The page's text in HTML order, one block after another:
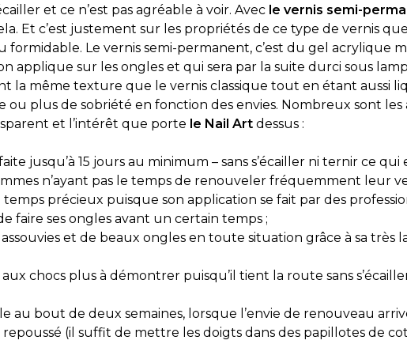
et ce n’est pas agréable à voir. Avec le vernis semi-
Et c’est justement sur les propriétés de ce type de vernis
formidable. Le vernis semi-permanent, c’est du gel acrylique
applique sur les ongles et qui sera par la suite durci sous
la même texture que le vernis classique tout en étant aussi
ou plus de sobriété en fonction des envies. Nombreux sont les
et l’intérêt que porte le Nail Artdessus :
jusqu’à 15 jours au minimum – sans s’écailler ni ternir ce qui
n’ayant pas le temps de renouveler fréquemment leur
temps précieux puisque son application se fait par des
faire ses ongles avant un certain temps ;
assouvies et de beaux ongles en toute situation grâce à sa très
aux chocs plus à démontrer puisqu’il tient la route sans
au bout de deux semaines, lorsque l’envie de renouveau
(il suffit de mettre les doigts dans des papillotes de